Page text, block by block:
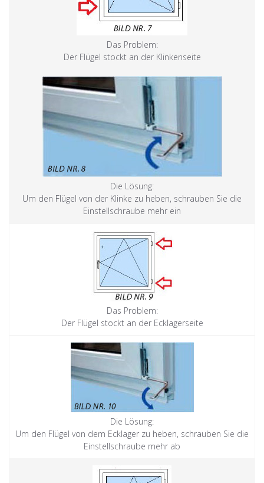
Das Problem:
Der Flügel stockt an der Klinkenseite
Die Lösung:
Um den Flügel von der Klinke zu heben, schrauben Sie die
Einstellschraube mehr ein
Das Problem:
Der Flügel stockt an der Ecklagerseite
Die Lösung:
Um den Flügel von dem Ecklager zu heben, schrauben Sie die
Einstellschraube mehr ab